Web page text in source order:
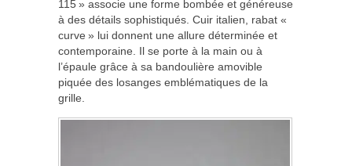
115 » associe une forme bombée et généreuse
à des détails sophistiqués. Cuir italien, rabat «
curve » lui donnent une allure déterminée et
contemporaine. Il se porte à la main ou à
l’épaule grâce à sa bandoulière amovible
piquée des losanges emblématiques de la
grille.